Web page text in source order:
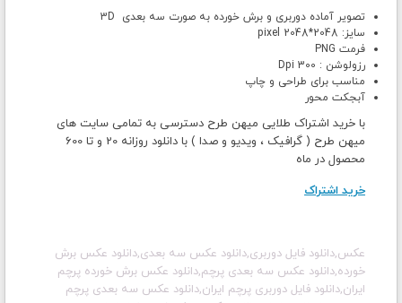
تصویر آماده دوربری و برش خورده به صورت سه بعدی 3D
سایز: 2048*2048 pixel
فرمت PNG
رزولوشن : 300 Dpi
مناسب برای طراحی و چاپ
آبجکت محور
با خرید اشتراک طلایی میهن طرح دسترسی به تمامی سایت های
میهن طرح ( گرافیک ، ویدیو و صدا ) با دانلود روزانه 20 و تا 600
محصول در ماه
خرید اشتراک
عکس,دانلود فایل دوربری,دانلود عکس سه بعدی,دانلود عکس برش
خورده,دانلود عکس سه بعدی پرچم,دانلود عکس برش خورده پرچم
ایران,دانلود فایل دوربری پرچم ایران,دانلود عکس سه بعدی پرچم